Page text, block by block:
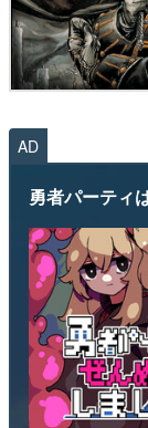
AD
勇者パーティ